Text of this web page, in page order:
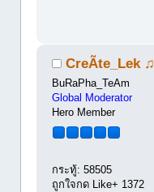
CreÃte_Lek ♫
BuRaPha_TeAm
Global Moderator
Hero Member
กระทู้: 58505
ถูกใจกด Like+ 1372